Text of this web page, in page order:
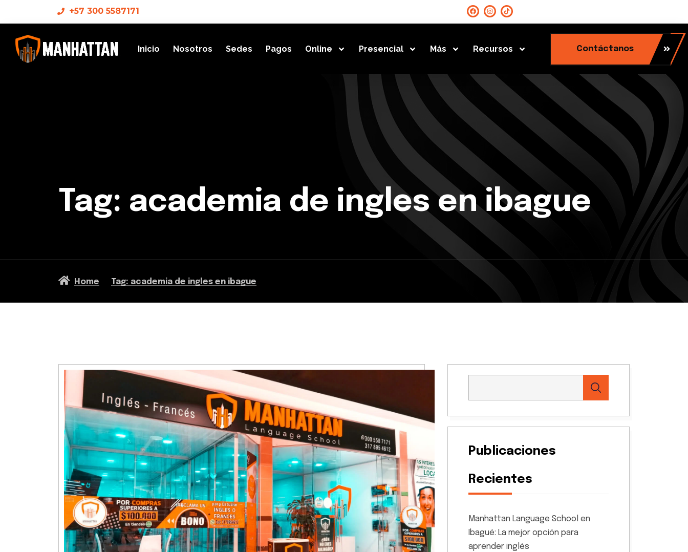
+57 300 5587171
Inicio Nosotros Sedes Pagos Online Presencial Más Recursos Contáctanos
Tag: academia de ingles en ibague
Home Tag: academia de ingles en ibague
Publicaciones
Recientes
Manhattan Language School en
Ibagué: La mejor opción para
aprender inglés